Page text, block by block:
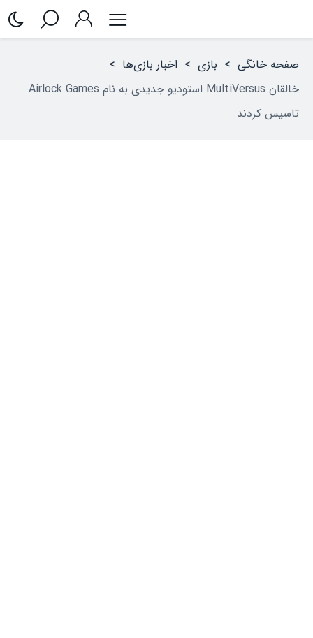
صفحه خانگی > بازی > اخبار بازی‌ها >
خالقان MultiVersus استودیو جدیدی به نام Airlock Games
تاسیس کردند